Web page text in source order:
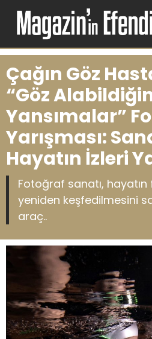
Çağın Göz
“Göz
Yansımalar”
Yarışması:
Hayatın İzleri
Fotoğraf sanatı, hayatın
yeniden keşfedilmesini
araç..